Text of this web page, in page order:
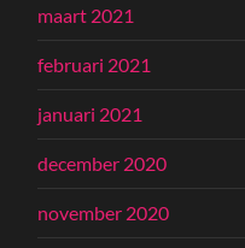
maart 2021
februari 2021
januari 2021
december 2020
november 2020